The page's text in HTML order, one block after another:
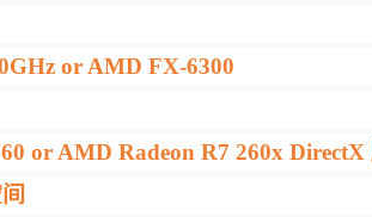
or AMD FX-6300
or AMD Radeon R7 260x DirectX